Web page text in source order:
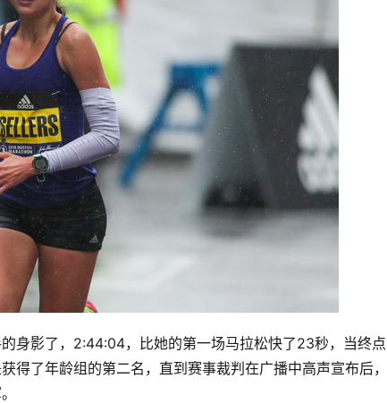
身影了，2:44:04，比她的第一场马拉松快了23秒，当终
得了年龄组的第二名，直到赛事裁判在广播中高声宣布后，